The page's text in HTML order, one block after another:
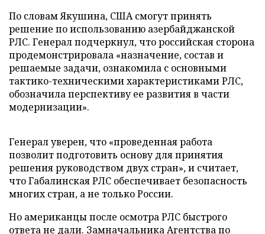
По словам Якушина, США смогут принять
решение по использованию азербайджанской
РЛС. Генерал подчеркнул, что российская сторона
продемонстрировала «назначение, состав и
решаемые задачи, ознакомила с основными
тактико-техническими характеристиками РЛС,
обозначила перспективу ее развития в части
модернизации».
Генерал уверен, что «проведенная работа
позволит подготовить основу для принятия
решения руководством двух стран», и считает,
что Габалинская РЛС обеспечивает безопасность
многих стран, а не только России.
Но американцы после осмотра РЛС быстрого
ответа не дали. Замначальника Агентства по